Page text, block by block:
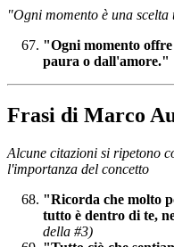
"Ogni momento è una
"Ogni momento
paura o dall'amore."
Frasi di Marco
Alcune citazioni si ripetono
l'importanza del concetto
"Ricorda che molto
tutto è dentro di te,
della #3)